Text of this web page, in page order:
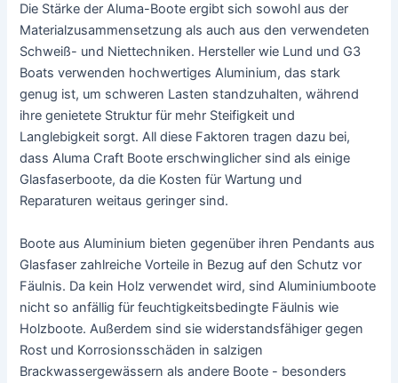
Die Stärke der Aluma-Boote ergibt sich sowohl aus der
Materialzusammensetzung als auch aus den verwendeten
Schweiß- und Niettechniken. Hersteller wie Lund und G3
Boats verwenden hochwertiges Aluminium, das stark
genug ist, um schweren Lasten standzuhalten, während
ihre genietete Struktur für mehr Steifigkeit und
Langlebigkeit sorgt. All diese Faktoren tragen dazu bei,
dass Aluma Craft Boote erschwinglicher sind als einige
Glasfaserboote, da die Kosten für Wartung und
Reparaturen weitaus geringer sind.
Boote aus Aluminium bieten gegenüber ihren Pendants aus
Glasfaser zahlreiche Vorteile in Bezug auf den Schutz vor
Fäulnis. Da kein Holz verwendet wird, sind Aluminiumboote
nicht so anfällig für feuchtigkeitsbedingte Fäulnis wie
Holzboote. Außerdem sind sie widerstandsfähiger gegen
Rost und Korrosionsschäden in salzigen
Brackwassergewässern als andere Boote - besonders